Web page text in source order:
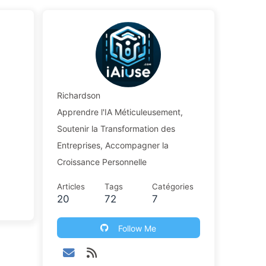
Richardson
Apprendre l'IA Méticuleusement,
Soutenir la Transformation des
Entreprises, Accompagner la
Croissance Personnelle
Articles
20
Tags
72
Catégories
7
Follow Me